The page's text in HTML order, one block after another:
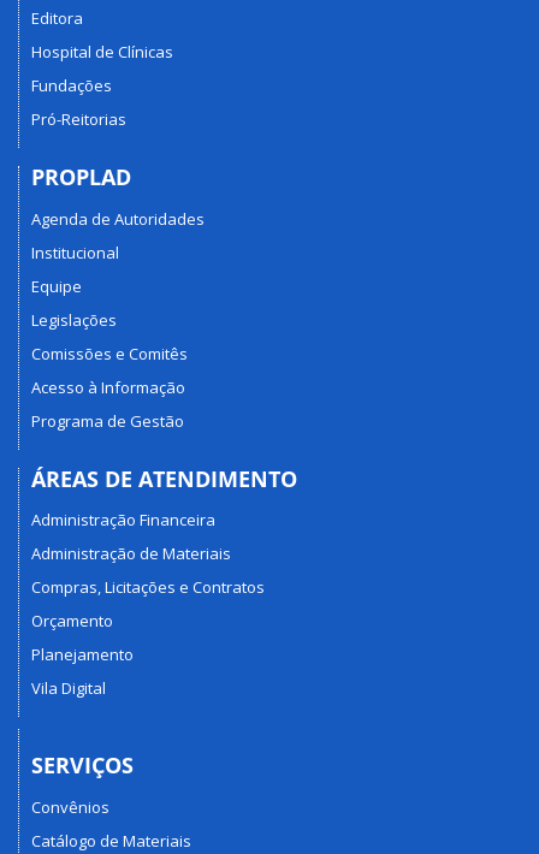
Editora
Hospital de Clínicas
Fundações
Pró-Reitorias
PROPLAD
Agenda de Autoridades
Institucional
Equipe
Legislações
Comissões e Comitês
Acesso à Informação
Programa de Gestão
ÁREAS DE ATENDIMENTO
Administração Financeira
Administração de Materiais
Compras, Licitações e Contratos
Orçamento
Planejamento
Vila Digital
SERVIÇOS
Convênios
Catálogo de Materiais